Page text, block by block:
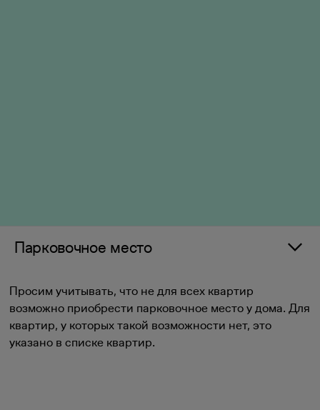
Парковочное место
Просим учитывать, что не для всех квартир
возможно приобрести парковочное место у дома. Для
квартир, у которых такой возможности нет, это
указано в списке квартир.